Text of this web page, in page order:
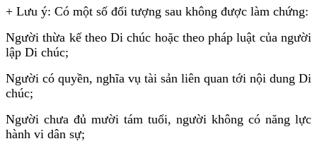
+ Lưu ý: Có một số đối tượng sau không được làm chứng:
Người thừa kế theo Di chúc hoặc theo pháp luật của người
lập Di chúc;
Người có quyền, nghĩa vụ tài sản liên quan tới nội dung Di
chúc;
Người chưa đủ mười tám tuổi, người không có năng lực
hành vi dân sự;